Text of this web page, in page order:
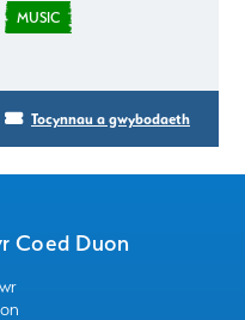
MUSIC
Tocynnau a gwybodaeth
Coed Duon